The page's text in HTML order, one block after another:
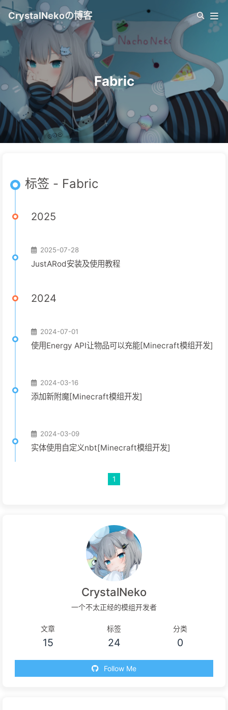
CrystalNekoの博客
Fabric
标签 - Fabric
2025
2025-07-28
JustARod安装及使用教程
2024
2024-07-01
使用Energy API让物品可以充能[Minecraft模组开发]
2024-03-16
添加新附魔[Minecraft模组开发]
2024-03-09
实体使用自定义nbt[Minecraft模组开发]
1
CrystalNeko
一个不太正经的模组开发者
文章
15
标签
24
分类
0
Follow Me